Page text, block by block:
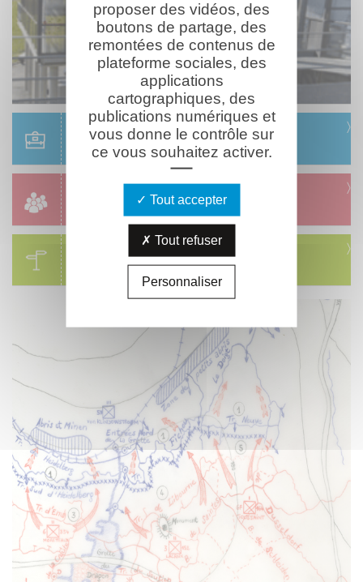
Scolaire
Réservation & informations
Groupes
Réservation & informations
Visites & parcours thématiques
proposer des vidéos, des
boutons de partage, des
remontées de contenus de
plateforme sociales, des
applications
cartographiques, des
publications numériques et
vous donne le contrôle sur
ce vous souhaitez activer.
Tout accepter
Tout refuser
Personnaliser